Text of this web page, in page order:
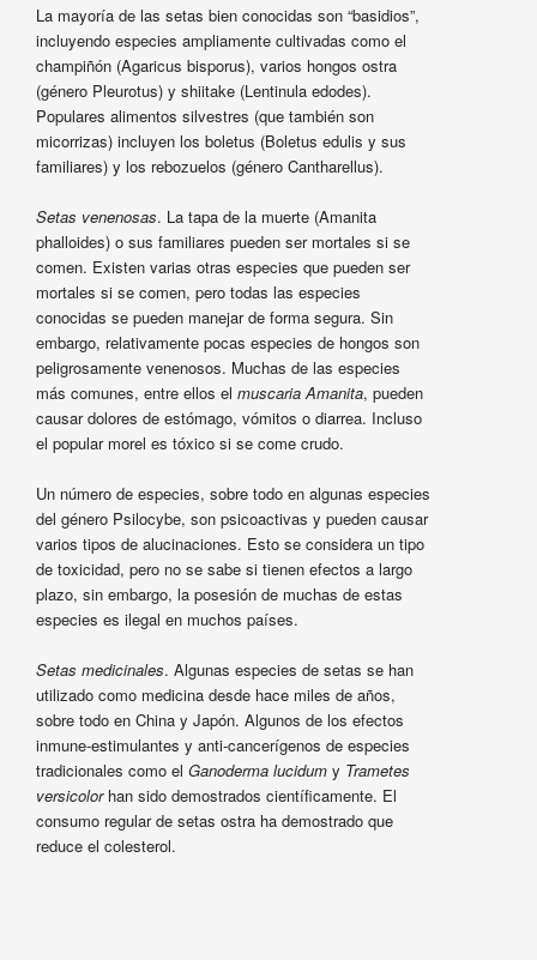
La mayoría de las setas bien conocidas son “basidios”,
incluyendo especies ampliamente cultivadas como el
champiñón (Agaricus bisporus), varios hongos ostra
(género Pleurotus) y shiitake (Lentinula edodes).
Populares alimentos silvestres (que también son
micorrizas) incluyen los boletus (Boletus edulis y sus
familiares) y los rebozuelos (género Cantharellus).
Setas venenosas. La tapa de la muerte (Amanita
phalloides) o sus familiares pueden ser mortales si se
comen. Existen varias otras especies que pueden ser
mortales si se comen, pero todas las especies
conocidas se pueden manejar de forma segura. Sin
embargo, relativamente pocas especies de hongos son
peligrosamente venenosos. Muchas de las especies
más comunes, entre ellos el muscaria Amanita, pueden
causar dolores de estómago, vómitos o diarrea. Incluso
el popular morel es tóxico si se come crudo.
Un número de especies, sobre todo en algunas especies
del género Psilocybe, son psicoactivas y pueden causar
varios tipos de alucinaciones. Esto se considera un tipo
de toxicidad, pero no se sabe si tienen efectos a largo
plazo, sin embargo, la posesión de muchas de estas
especies es ilegal en muchos países.
Setas medicinales. Algunas especies de setas se han
utilizado como medicina desde hace miles de años,
sobre todo en China y Japón. Algunos de los efectos
inmune-estimulantes y anti-cancerígenos de especies
tradicionales como el Ganoderma lucidumy Trametes
versicolorhan sido demostrados científicamente. El
consumo regular de setas ostra ha demostrado que
reduce el colesterol.